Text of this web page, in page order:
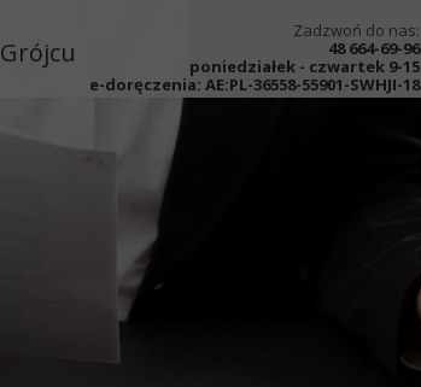
Zadzwoń do nas:
48 664-69-96
poniedziałek - czwartek 9-15
e-doręczenia: AE:PL-36558-55901-SWHJI-18